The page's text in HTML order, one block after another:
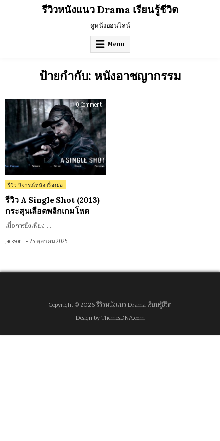
รีวิวหนังแนว Drama เรียนรู้ชีวิต
ดูหนังออนไลน์
Menu
ป้ายกำกับ: หนังอาชญากรรม
0 Commenton
รีวิว
A
Single
Shot
(2013)
กระสุน
เลือด
พลิก
เกม
โหด
Posted
in
รีวิว วิจารณ์หนัง เรื่องย่อ
รีวิว A Single Shot (2013)
กระสุนเลือดพลิกเกมโหด
เมื่อการยิงเพียง …
jackson 25 ตุลาคม 2025
Copyright © 2026 รีวิวหนังแนว Drama เรียนรู้ชีวิต
Design by ThemesDNA.com